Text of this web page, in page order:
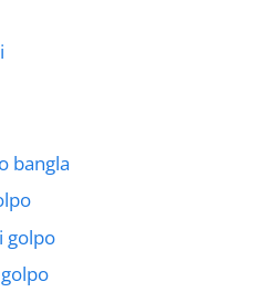
bangla
golpo